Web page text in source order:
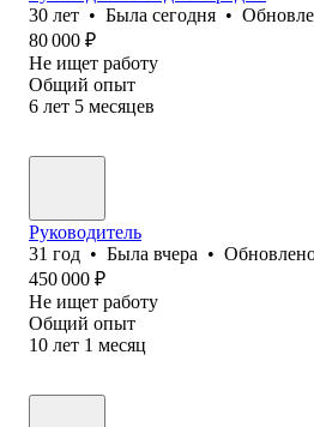
30 лет • Была сегодня •
80 000 ₽
Не ищет работу
Общий опыт
6 лет 5 месяцев
Руководитель
31 год • Была вчера •
450 000 ₽
Не ищет работу
Общий опыт
10 лет 1 месяц